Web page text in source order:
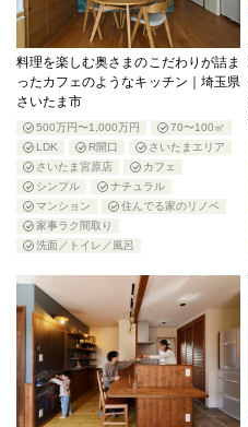
料理を楽しむ奥さまのこだわりが詰ま
ったカフェのようなキッチン｜埼玉県
さいたま市
500万円〜1,000万円
70〜100㎡
LDK
R開口
さいたまエリア
さいたま宮原店
カフェ
シンプル
ナチュラル
マンション
住んでる家のリノベ
家事ラク間取り
洗面／トイレ／風呂